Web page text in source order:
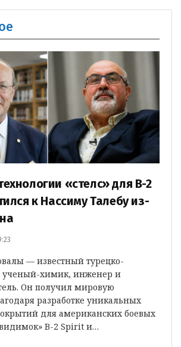
«стелс» для B-2
к Нассиму Талебу из-
— известный турецко-
ученый-химик, инженер и
Он получил мировую
разработке уникальных
для американских боевых
B-2 Spirit и…